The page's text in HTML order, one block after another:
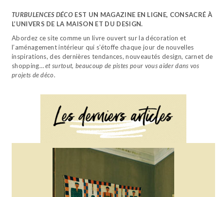
TURBULENCES DÉCO EST UN MAGAZINE EN LIGNE, CONSACRÉ À
L’UNIVERS DE LA MAISON ET DU DESIGN.
Abordez ce site comme un livre ouvert sur la décoration et
l’aménagement intérieur qui s’étoffe chaque jour de nouvelles
inspirations, des dernières tendances, nouveautés design, carnet de
shopping…et surtout, beaucoup de pistes pour vous aider dans vos
projets de déco.